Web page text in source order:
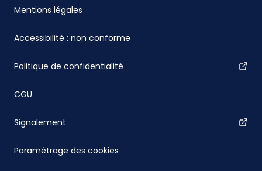
Mentions légales
Accessibilité : non conforme
Politique de confidentialité
CGU
Signalement
Paramétrage des cookies